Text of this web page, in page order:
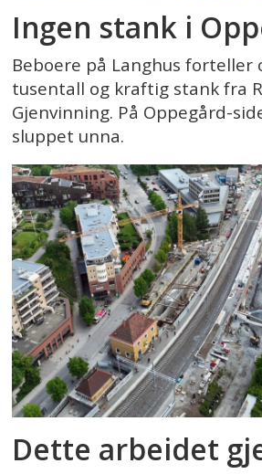
Ingen stank i
Beboere på Langhus forteller
tusentall og kraftig stank fra
Gjenvinning. På Oppegård-
sluppet unna.
Dette arbeidet